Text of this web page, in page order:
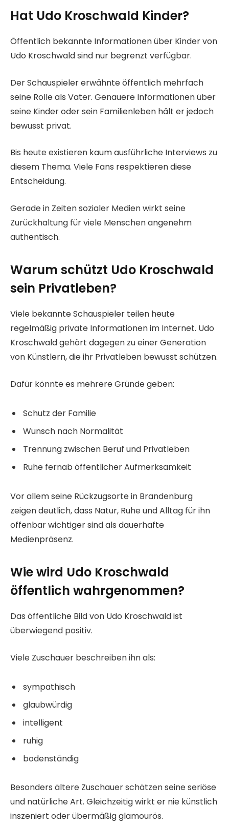
Hat Udo Kroschwald Kinder?
Öffentlich bekannte Informationen über Kinder von
Udo Kroschwald sind nur begrenzt verfügbar.
Der Schauspieler erwähnte öffentlich mehrfach
seine Rolle als Vater. Genauere Informationen über
seine Kinder oder sein Familienleben hält er jedoch
bewusst privat.
Bis heute existieren kaum ausführliche Interviews zu
diesem Thema. Viele Fans respektieren diese
Entscheidung.
Gerade in Zeiten sozialer Medien wirkt seine
Zurückhaltung für viele Menschen angenehm
authentisch.
Warum schützt Udo Kroschwald
sein Privatleben?
Viele bekannte Schauspieler teilen heute
regelmäßig private Informationen im Internet. Udo
Kroschwald gehört dagegen zu einer Generation
von Künstlern, die ihr Privatleben bewusst schützen.
Dafür könnte es mehrere Gründe geben:
Schutz der Familie
Wunsch nach Normalität
Trennung zwischen Beruf und Privatleben
Ruhe fernab öffentlicher Aufmerksamkeit
Vor allem seine Rückzugsorte in Brandenburg
zeigen deutlich, dass Natur, Ruhe und Alltag für ihn
offenbar wichtiger sind als dauerhafte
Medienpräsenz.
Wie wird Udo Kroschwald
öffentlich wahrgenommen?
Das öffentliche Bild von Udo Kroschwald ist
überwiegend positiv.
Viele Zuschauer beschreiben ihn als:
sympathisch
glaubwürdig
intelligent
ruhig
bodenständig
Besonders ältere Zuschauer schätzen seine seriöse
und natürliche Art. Gleichzeitig wirkt er nie künstlich
inszeniert oder übermäßig glamourös.